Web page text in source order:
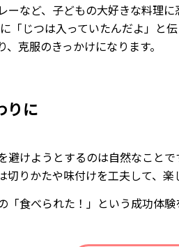
ーなど、子どもの大好きな料理
「じつは入っていたんだよ」と
、克服のきっかけになります。
りに
避けようとするのは自然なこと
切りかたや味付けを工夫して、楽
「食べられた！」という成功体